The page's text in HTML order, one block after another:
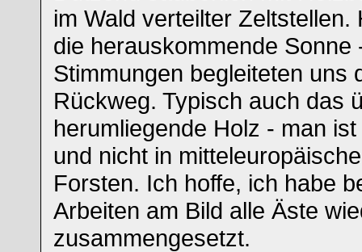
im Wald verteilter Zeltstellen.
die herauskommende Sonne
Stimmungen begleiteten uns
Rückweg. Typisch auch das
herumliegende Holz - man
und nicht in
Forsten. Ich hoffe, ich habe
Arbeiten am Bild alle Äste
zusammengesetzt.